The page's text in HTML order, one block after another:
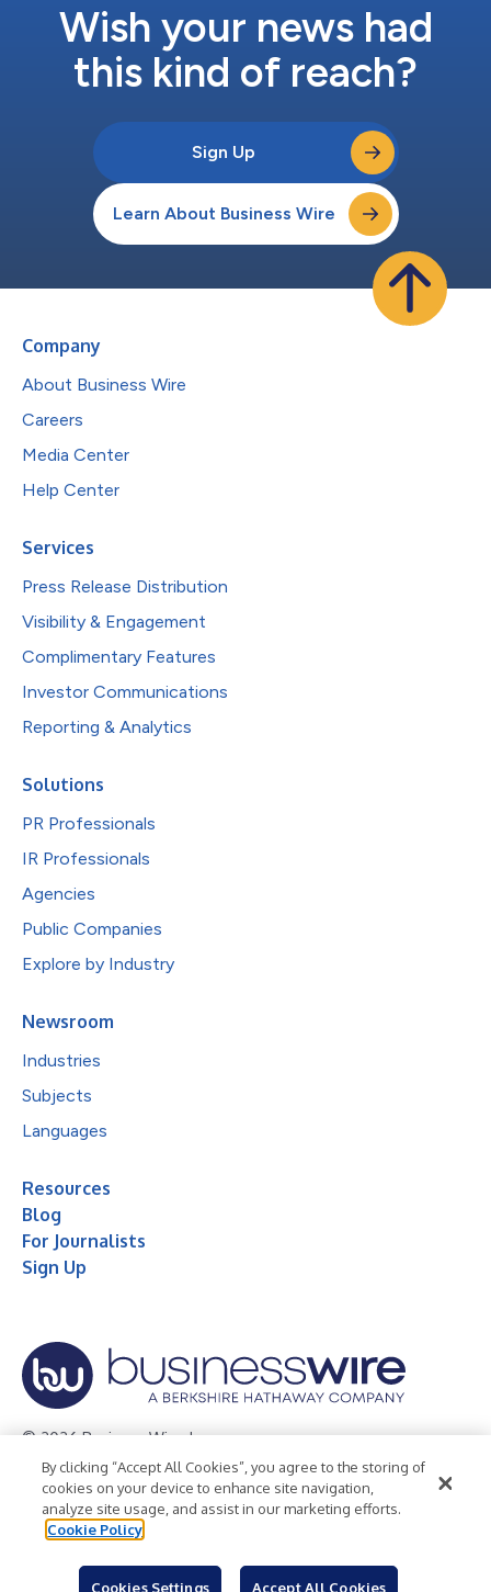
Deane M...Wish your news had
this kind of reach?
Sign Up
Learn About Business Wire
Company
About Business Wire
Careers
Media Center
Help Center
Services
Press Release Distribution
Visibility & Engagement
Complimentary Features
Investor Communications
Reporting & Analytics
Solutions
PR Professionals
IR Professionals
Agencies
Public Companies
Explore by Industry
Newsroom
Industries
Subjects
Languages
Resources
Blog
For Journalists
Sign Up
© 2026 Business Wire, Inc.
Privacy Policy Cookie Policy
Accessibility Statement
Terms of Use
Legal
By clicking “Accept All Cookies”, you agree to the storing of
cookies on your device to enhance site navigation,
analyze site usage, and assist in our marketing efforts.
Cookie Policy
Cookies Settings Accept All Cookies